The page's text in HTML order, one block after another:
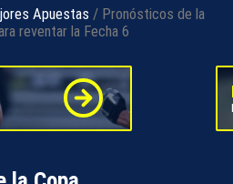
Apuestas / Pronósticos de la
reventar la Fecha 6